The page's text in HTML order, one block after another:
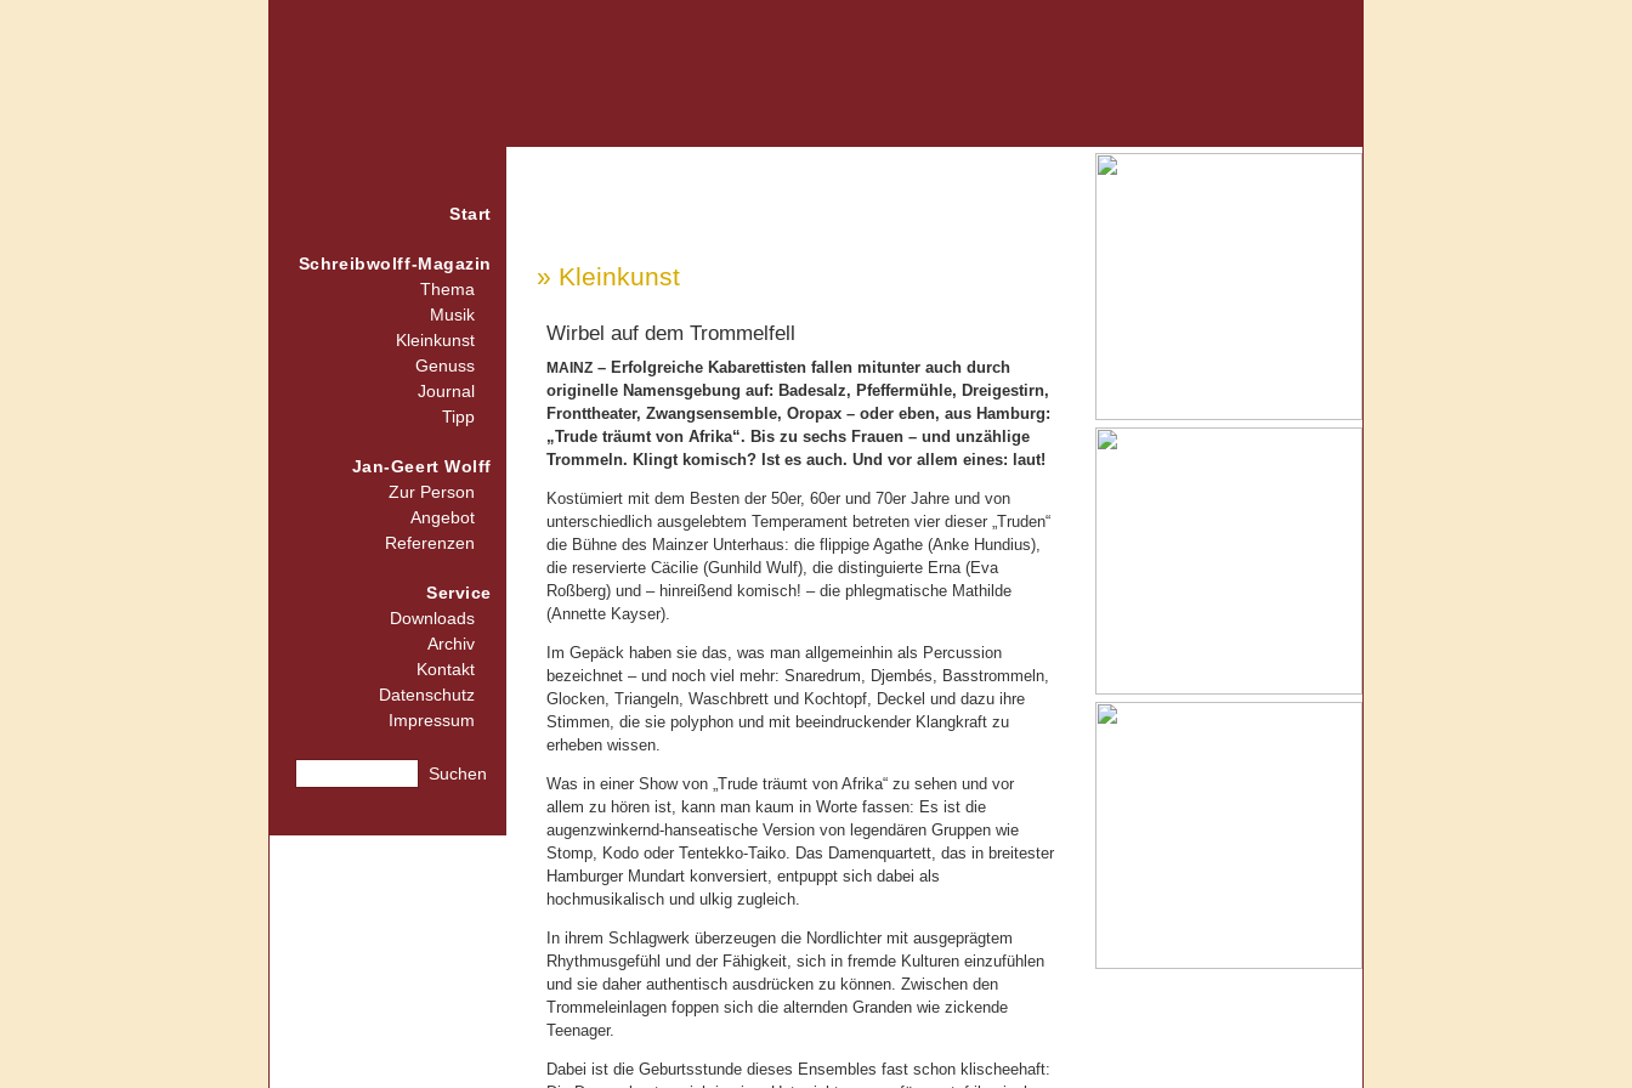
Start
Schreibwolff-Magazin
Thema
Musik
Kleinkunst
Genuss
Journal
Tipp
Jan-Geert Wolff
Zur Person
Angebot
Referenzen
Service
Downloads
Archiv
Kontakt
Datenschutz
Impressum
Suchen
» Kleinkunst
Wirbel auf dem Trommelfell
MAINZ – Erfolgreiche Kabarettisten fallen mitunter auch durch
originelle Namensgebung auf: Badesalz, Pfeffermühle, Dreigestirn,
Fronttheater, Zwangsensemble, Oropax – oder eben, aus Hamburg:
„Trude träumt von Afrika“. Bis zu sechs Frauen – und unzählige
Trommeln. Klingt komisch? Ist es auch. Und vor allem eines: laut!
Kostümiert mit dem Besten der 50er, 60er und 70er Jahre und von
unterschiedlich ausgelebtem Temperament betreten vier dieser „Truden“
die Bühne des Mainzer Unterhaus: die flippige Agathe (Anke Hundius),
die reservierte Cäcilie (Gunhild Wulf), die distinguierte Erna (Eva
Roßberg) und – hinreißend komisch! – die phlegmatische Mathilde
(Annette Kayser).
Im Gepäck haben sie das, was man allgemeinhin als Percussion
bezeichnet – und noch viel mehr: Snaredrum, Djembés, Basstrommeln,
Glocken, Triangeln, Waschbrett und Kochtopf, Deckel und dazu ihre
Stimmen, die sie polyphon und mit beeindruckender Klangkraft zu
erheben wissen.
Was in einer Show von „Trude träumt von Afrika“ zu sehen und vor
allem zu hören ist, kann man kaum in Worte fassen: Es ist die
augenzwinkernd-hanseatische Version von legendären Gruppen wie
Stomp, Kodo oder Tentekko-Taiko. Das Damenquartett, das in breitester
Hamburger Mundart konversiert, entpuppt sich dabei als
hochmusikalisch und ulkig zugleich.
In ihrem Schlagwerk überzeugen die Nordlichter mit ausgeprägtem
Rhythmusgefühl und der Fähigkeit, sich in fremde Kulturen einzufühlen
und sie daher authentisch ausdrücken zu können. Zwischen den
Trommeleinlagen foppen sich die alternden Granden wie zickende
Teenager.
Dabei ist die Geburtsstunde dieses Ensembles fast schon klischeehaft: